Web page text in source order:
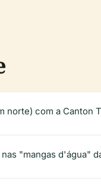
norte) com a Canton
"mangas d'água"